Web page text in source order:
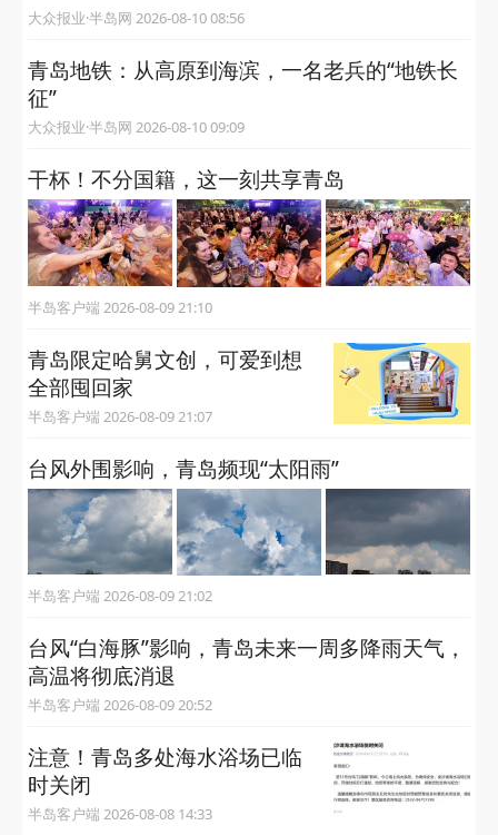
大众报业·半岛网 2026-08-10 08:56
青岛地铁：从高原到海滨，一名老兵的“地铁长
征”
大众报业·半岛网 2026-08-10 09:09
干杯！不分国籍，这一刻共享青岛
半岛客户端 2026-08-09 21:10
青岛限定哈舅文创，可爱到想
全部囤回家
半岛客户端 2026-08-09 21:07
台风外围影响，青岛频现“太阳雨”
半岛客户端 2026-08-09 21:02
台风“白海豚”影响，青岛未来一周多降雨天气，
高温将彻底消退
半岛客户端 2026-08-09 20:52
注意！青岛多处海水浴场已临
时关闭
半岛客户端 2026-08-08 14:33